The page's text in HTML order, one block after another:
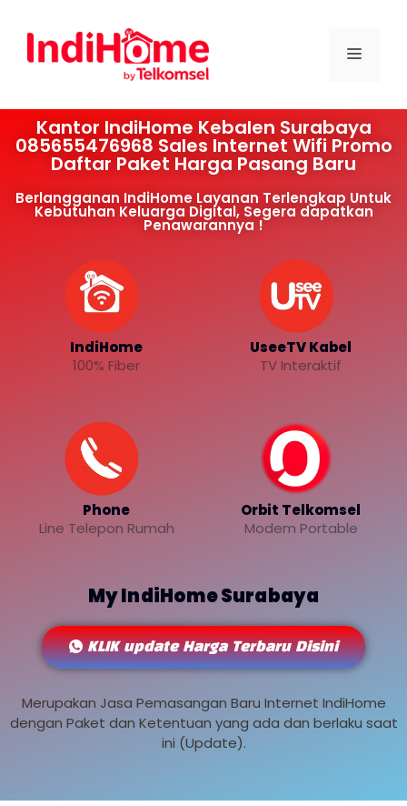
Kantor IndiHome Kebalen Surabaya
085655476968 Sales Internet Wifi Promo
Daftar Paket Harga Pasang Baru
Berlangganan IndiHome Layanan Terlengkap Untuk
Kebutuhan Keluarga Digital, Segera dapatkan
Penawarannya !
IndiHome
100% Fiber
UseeTV Kabel
TV Interaktif
Phone
Line Telepon Rumah
Orbit Telkomsel
Modem Portable
My IndiHome Surabaya
KLIK update Harga Terbaru Disini
Merupakan Jasa Pemasangan Baru Internet IndiHome
dengan Paket dan Ketentuan yang ada dan berlaku saat
ini (Update).